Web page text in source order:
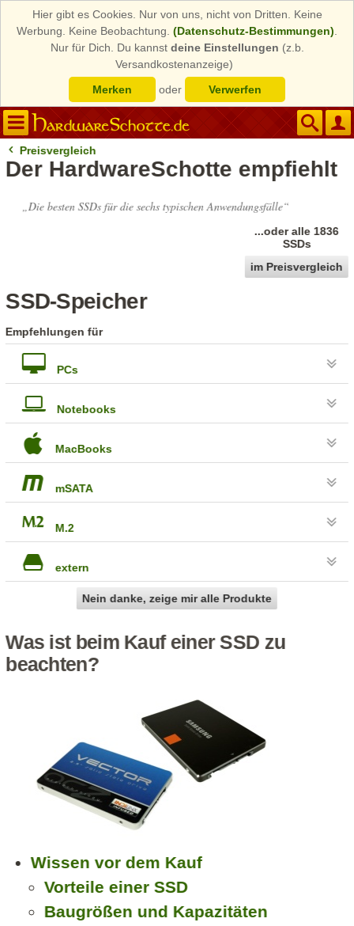
Hier gibt es Cookies. Nur von uns, nicht von Dritten. Keine
Werbung. Keine Beobachtung. (Datenschutz-Bestimmungen)
Nur für Dich. Du kannst deine Einstellungen (z.b.
Versandkostenanzeige)
Merken
oder Verwerfen
Preisvergleich
Der HardwareSchotte empfiehlt
„Die besten SSDsfür die sechs typischenAnwendungsfälle“
...oder alle 1836
SSDs
im Preisvergleich
SSD-Speicher
Empfehlungen für
PCs
Notebooks
MacBooks
mSATA
M.2
extern
Nein danke, zeige mir alle Produkte
Was ist beim Kauf einer SSD zu
beachten?
Wissen vor dem Kauf
Vorteile einer SSD
Baugrößen und Kapazitäten